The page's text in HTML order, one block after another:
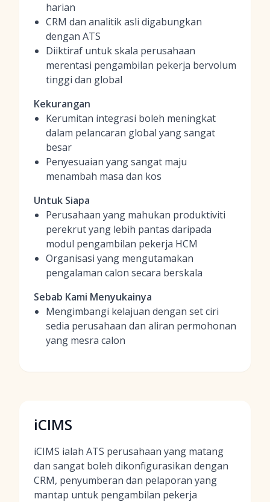
harian
CRM dan analitik asli digabungkan
dengan ATS
Diiktiraf untuk skala perusahaan
merentasi pengambilan pekerja bervolum
tinggi dan global
Kekurangan
Kerumitan integrasi boleh meningkat
dalam pelancaran global yang sangat
besar
Penyesuaian yang sangat maju
menambah masa dan kos
Untuk Siapa
Perusahaan yang mahukan produktiviti
perekrut yang lebih pantas daripada
modul pengambilan pekerja HCM
Organisasi yang mengutamakan
pengalaman calon secara berskala
Sebab Kami Menyukainya
Mengimbangi kelajuan dengan set ciri
sedia perusahaan dan aliran permohonan
yang mesra calon
iCIMS
iCIMS ialah ATS perusahaan yang matang
dan sangat boleh dikonfigurasikan dengan
CRM, penyumberan dan pelaporan yang
mantap untuk pengambilan pekerja